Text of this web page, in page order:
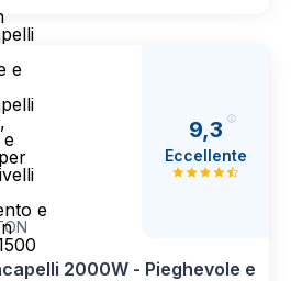
e
e
e
9,3
Eccellente
2000W - Pieghevole e